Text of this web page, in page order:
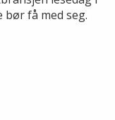
få med seg.